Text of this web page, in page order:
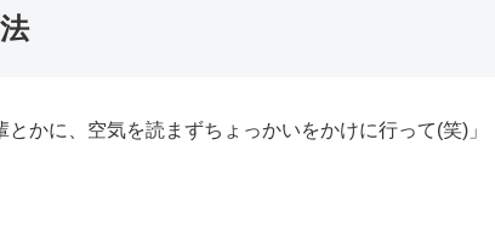
かに、空気を読まずちょっかいをかけに行って(笑)」